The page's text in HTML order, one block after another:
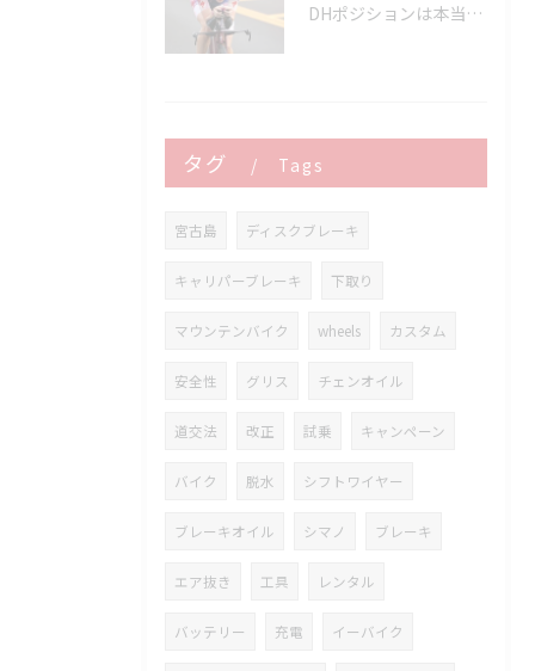
DHポジションは本当に速いのか？ 速さを決めるのはDHバーではなく「維持できるポジション」です
タグ Tags
宮古島 ディスクブレーキ
キャリパーブレーキ 下取り
マウンテンバイク wheels カスタム
安全性 グリス チェンオイル
道交法 改正 試乗 キャンペーン
バイク 脱水 シフトワイヤー
ブレーキオイル シマノ ブレーキ
エア抜き 工具 レンタル
バッテリー 充電 イーバイク